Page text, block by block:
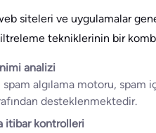
siteleri ve uygulamalar
tekniklerinin bir
analizi
spam algılama motoru,
desteklenmektedir.
itibar kontrolleri